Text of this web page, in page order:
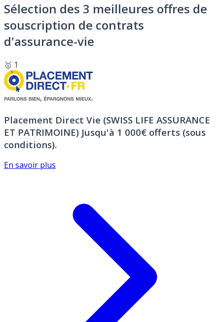
Sélection des 3 meilleures offres de
souscription de contrats
d'assurance-vie
🥇 1
Placement Direct Vie (SWISS LIFE ASSURANCE
ET PATRIMOINE) Jusqu'à 1 000€ offerts (sous
conditions).
En savoir plus